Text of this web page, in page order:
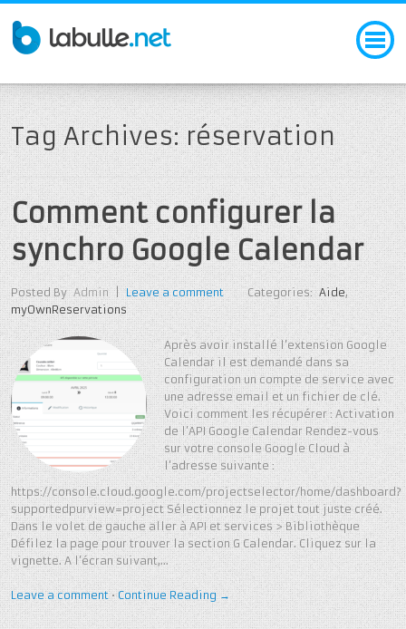
Tag Archives: réservation
Comment configurer la
synchro Google Calendar
Posted By Admin | Leave a comment Categories: Aide,
myOwnReservations
Après avoir installé l’extension Google
Calendar il est demandé dans sa
configuration un compte de service avec
une adresse email et un fichier de clé.
Voici comment les récupérer : Activation
de l’API Google Calendar Rendez-vous
sur votre console Google Cloud à
l’adresse suivante :
https://console.cloud.google.com/projectselector/home/dashboard?
supportedpurview=project Sélectionnez le projet tout juste créé.
Dans le volet de gauche aller à API et services > Bibliothèque
Défilez la page pour trouver la section G Calendar. Cliquez sur la
vignette. A l’écran suivant,…
Leave a comment • Continue Reading →